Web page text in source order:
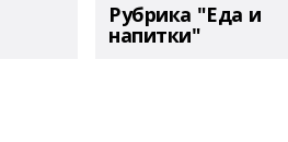
Рубрика "Еда и
напитки"